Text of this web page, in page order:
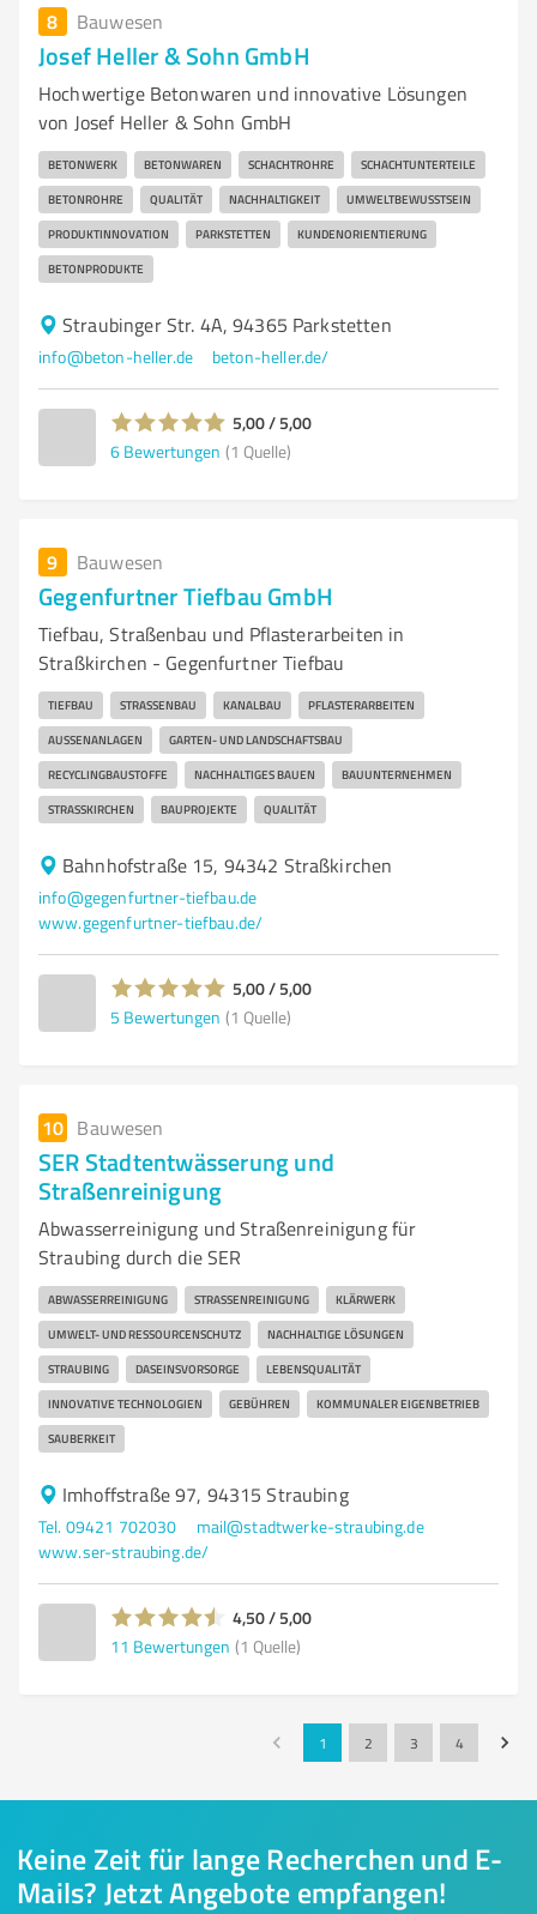
8 Bauwesen
Josef Heller & Sohn GmbH
Hochwertige Betonwaren und innovative Lösungen
von Josef Heller & Sohn GmbH
BETONWERK BETONWAREN SCHACHTROHRE SCHACHTUNTERTEILE
BETONROHRE QUALITÄT NACHHALTIGKEIT UMWELTBEWUSSTSEIN
PRODUKTINNOVATION PARKSTETTEN KUNDENORIENTIERUNG
BETONPRODUKTE
Straubinger Str. 4A, 94365 Parkstetten
info@beton-heller.de beton-heller.de/
5,00 / 5,00
6 Bewertungen (1 Quelle)
9 Bauwesen
Gegenfurtner Tiefbau GmbH
Tiefbau, Straßenbau und Pflasterarbeiten in
Straßkirchen - Gegenfurtner Tiefbau
TIEFBAU STRASSENBAU KANALBAU PFLASTERARBEITEN
AUSSENANLAGEN GARTEN- UND LANDSCHAFTSBAU
RECYCLINGBAUSTOFFE NACHHALTIGES BAUEN BAUUNTERNEHMEN
STRASSKIRCHEN BAUPROJEKTE QUALITÄT
Bahnhofstraße 15, 94342 Straßkirchen
info@gegenfurtner-tiefbau.de
www.gegenfurtner-tiefbau.de/
5,00 / 5,00
5 Bewertungen (1 Quelle)
10 Bauwesen
SER Stadtentwässerung und
Straßenreinigung
Abwasserreinigung und Straßenreinigung für
Straubing durch die SER
ABWASSERREINIGUNG STRASSENREINIGUNG KLÄRWERK
UMWELT- UND RESSOURCENSCHUTZ NACHHALTIGE LÖSUNGEN
STRAUBING DASEINSVORSORGE LEBENSQUALITÄT
INNOVATIVE TECHNOLOGIEN GEBÜHREN KOMMUNALER EIGENBETRIEB
SAUBERKEIT
Imhoffstraße 97, 94315 Straubing
Tel. 09421 702030
mail@stadtwerke-straubing.de
www.ser-straubing.de/
4,50 / 5,00
11 Bewertungen (1 Quelle)
1 2 3 4
Keine Zeit für lange Recherchen und E-
Mails? Jetzt Angebote empfangen!